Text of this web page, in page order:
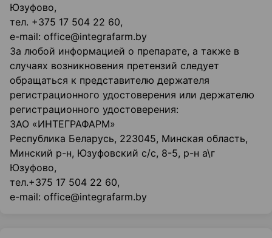
Юзуфово,
тел. +375 17 504 22 60,
e-mail: office@integrafarm.by
За любой информацией о препарате, а также в
случаях возникновения претензий следует
обращаться к представителю держателя
регистрационного удостоверения или держателю
регистрационного удостоверения:
ЗАО «ИНТЕГРАФАРМ»
Республика Беларусь, 223045, Минская область,
Минский р-н, Юзуфовский с/с, 8-5, р-н а\г
Юзуфово,
тел.+375 17 504 22 60,
e-mail: office@integrafarm.by